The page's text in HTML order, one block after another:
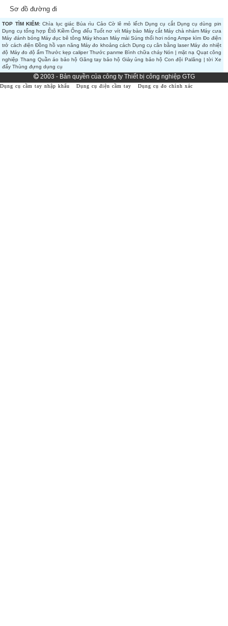
Sơ đồ đường đi
TOP TÌM KIẾM:Chìa lục giác Búa rìu Cảo Cờ lê mỏ lếch Dụng cụ cắt Dụng cụ dùng pin
Dụng cụ tổng hợp Êtô Kiềm Ống đếu Tuốt nơ vít Máy bào Máy cắt Máy chà nhám Máy cưa
Máy đánh bóng Máy đục bê tông Máy khoan Máy mài Súng thổi hơi nóng Ampe kìm Đo điện
trở cách điện Đồng hồ vạn năng Máy đo khoảng cách Dụng cụ cân bằng laser Máy đo nhiệt
độ Máy đo độ ẩm Thước kẹp caliper Thước panme Bình chữa cháy Nón | mặt nạ Quạt công
nghiệp Thang Quần áo bảo hộ Găng tay bảo hộ Giày ủng bảo hộ Con đội Palăng | tời Xe
đẩy Thùng đựng dụng cụ
2003 - Bản quyền của công ty Thiết bị công nghiệp GTG
Dụng cụ cầm tay nhập khẩu Dụng cụ điện cầm tay Dụng cụ đo chính xác